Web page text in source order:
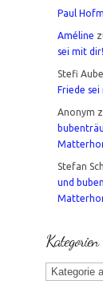
Paul
Améline
sei mit dir!
Stefi
Friede
Anonym
Stefan
und
Kategorien
Kategorien